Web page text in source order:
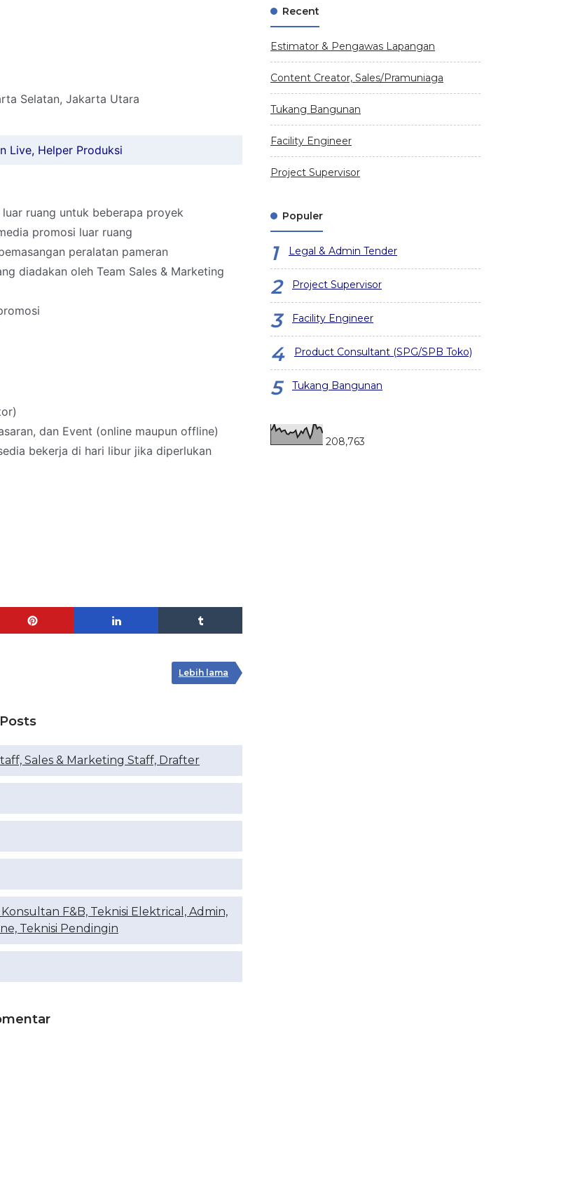
Selatan, Jakarta Utara
Live, Helper Produksi
ruang untuk beberapa proyek
promosi luar ruang
peralatan pameran
diadakan oleh Team Sales & Marketing
dan Event (online maupun offline)
bekerja di hari libur jika diperlukan
Lebih lama
Sales & Marketing Staff, Drafter
F&B, Teknisi Elektrical, Admin,
Teknisi Pendingin
Recent
Estimator & Pengawas Lapangan
Content Creator, Sales/Pramuniaga
Tukang Bangunan
Facility Engineer
Project Supervisor
Populer
Legal & Admin Tender
Project Supervisor
Facility Engineer
Product Consultant (SPG/SPB Toko)
Tukang Bangunan
208,763